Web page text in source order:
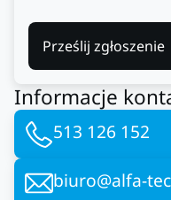
Prześlij zgłoszenie
Informacje
513 126 152
biuro@alfa-